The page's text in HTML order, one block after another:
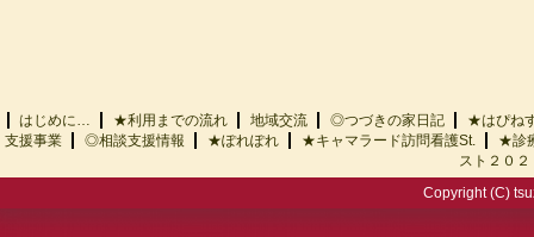
はじめに… ★利用までの流れ 地域交流 ◎つづきの家日記
★はぴ
支援事業
◎相談支援情報 ★ぽれぽれ ★キャマラード訪問看護St.
★診
スト２０２
Copyright (C)